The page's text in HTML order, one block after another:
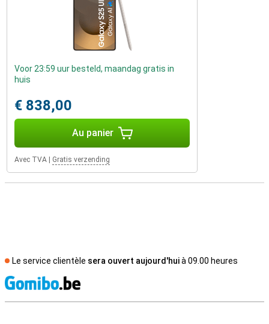
Voor 23:59 uur besteld, maandag gratis in
huis
€ 838,00
Au panier
Avec TVA Gratis verzending
Le service clientèle sera ouvert aujourd'huià 09.00 heures